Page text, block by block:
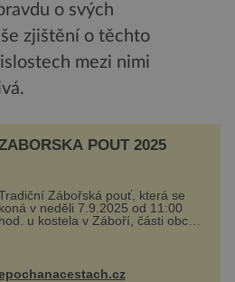
o svých
zjištění o těchto
mezi nimi
POUŤ 2025
Zábořská pouť, která se
koná v neděli 7.9.2025 od 11:00
hod. u kostela v Záboří, části obce
u Mělníka. V programu
komentovanou prohlídku